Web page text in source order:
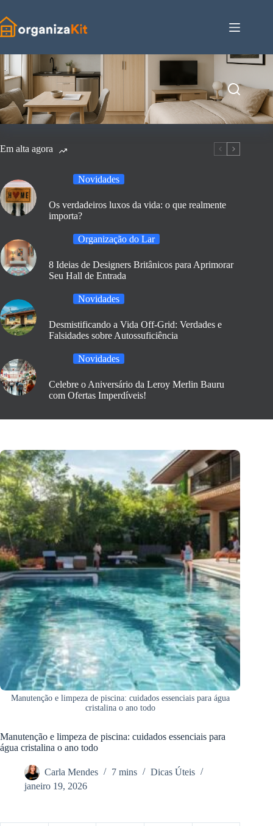
para
o
conteúdo
Em alta agora
Novidades
Os verdadeiros luxos da vida: o que realmente
importa?
Organização do Lar
8 Ideias de Designers Britânicos para Aprimorar
Seu Hall de Entrada
Novidades
Desmistificando a Vida Off-Grid: Verdades e
Falsidades sobre Autossuficiência
Novidades
Celebre o Aniversário da Leroy Merlin Bauru
com Ofertas Imperdíveis!
Manutenção e limpeza de piscina: cuidados essenciais para água
cristalina o ano todo
Manutenção e limpeza de piscina: cuidados essenciais para
água cristalina o ano todo
Carla Mendes 7 mins
Dicas Úteis
janeiro 19, 2026